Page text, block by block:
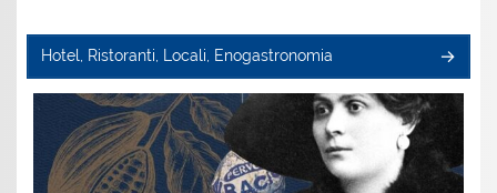
Hotel, Ristoranti, Locali, Enogastronomia